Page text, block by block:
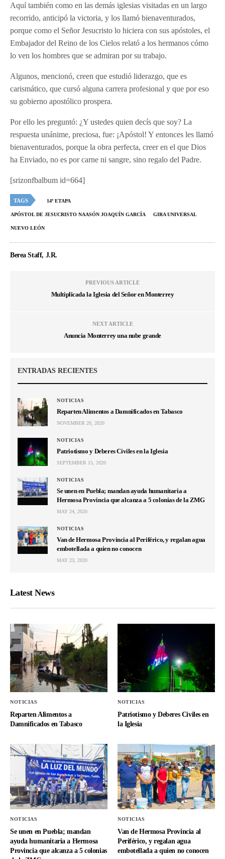
Aquí también como en las demás iglesias visitadas en un largo
recorrido, anticipó la victoria, y los llamó bienaventurados,
porque como el Señor Jesucristo lo hiciera con sus apóstoles, el
Embajador del Reino de los Cielos relató a los hermanos cómo
lo ven los hombres que se admiran por su trabajo.
Algunos, mencionó, creen que estudió liderazgo, que es
carismático, que cursó alguna carrera profesional y que por eso
su gobierno apostólico prospera.
Por ello les preguntó: ¿Y ustedes quien decís que soy? La
respuesta unánime, preciosa, fue: ¡Apóstol! Y entonces les llamó
bienaventurados, porque la obra perfecta, creer en el que Dios
ha Enviado, no es por carne ni sangre, sino regalo del Padre.
[srizonfbalbum id=664]
TAGS 14ª ETAPA
APÓSTOL DE JESUCRISTO NAASÓN JOAQUÍN GARCÍA GIRA UNIVERSAL
NUEVO LEÓN
Berea Staff, J.R.
PREVIOUS ARTICLE
Multiplicada la Iglesia del Señor en Monterrey
NEXT ARTICLE
Anuncia Monterrey una nube grande
ENTRADAS RECIENTES
NOTICIAS
Reparten Alimentos a Damnificados en Tabasco
NOVEMBER 20, 2020
NOTICIAS
Patriotismo y Deberes Civiles en la Iglesia
SEPTEMBER 15, 2020
NOTICIAS
Se unen en Puebla; mandan ayuda humanitaria a
Hermosa Provincia que alcanza a 5 colonias de la ZMG
MAY 24, 2020
NOTICIAS
Van de Hermosa Provincia al Periférico, y regalan agua
embotellada a quien no conocen
MAY 23, 2020
Latest News
NOTICIAS
Reparten Alimentos a
Damnificados en Tabasco
NOTICIAS
Patriotismo y Deberes Civiles en
la Iglesia
NOTICIAS
Se unen en Puebla; mandan
ayuda humanitaria a Hermosa
Provincia que alcanza a 5 colonias
NOTICIAS
Van de Hermosa Provincia al
Periférico, y regalan agua
embotellada a quien no conocen